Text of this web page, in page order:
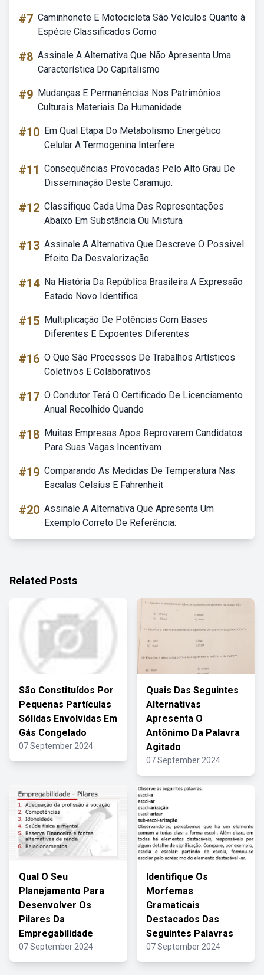
#7 Caminhonete E Motocicleta São Veículos Quanto à
Espécie Classificados Como
#8 Assinale A Alternativa Que Não Apresenta Uma
Característica Do Capitalismo
#9 Mudanças E Permanências Nos Patrimônios
Culturais Materiais Da Humanidade
#10 Em Qual Etapa Do Metabolismo Energético
Celular A Termogenina Interfere
#11 Consequências Provocadas Pelo Alto Grau De
Disseminação Deste Caramujo.
#12 Classifique Cada Uma Das Representações
Abaixo Em Substância Ou Mistura
#13 Assinale A Alternativa Que Descreve O Possivel
Efeito Da Desvalorização
#14 Na História Da República Brasileira A Expressão
Estado Novo Identifica
#15 Multiplicação De Potências Com Bases
Diferentes E Expoentes Diferentes
#16 O Que São Processos De Trabalhos Artísticos
Coletivos E Colaborativos
#17 O Condutor Terá O Certificado De Licenciamento
Anual Recolhido Quando
#18 Muitas Empresas Apos Reprovarem Candidatos
Para Suas Vagas Incentivam
#19 Comparando As Medidas De Temperatura Nas
Escalas Celsius E Fahrenheit
#20 Assinale A Alternativa Que Apresenta Um
Exemplo Correto De Referência:
Related Posts
São Constituídos Por
Pequenas Partículas
Sólidas Envolvidas Em
Gás Congelado
07 September 2024
Quais Das Seguintes
Alternativas
Apresenta O
Antônimo Da Palavra
Agitado
07 September 2024
Qual O Seu
Planejamento Para
Desenvolver Os
Pilares Da
Empregabilidade
07 September 2024
Identifique Os
Morfemas
Gramaticais
Destacados Das
Seguintes Palavras
07 September 2024